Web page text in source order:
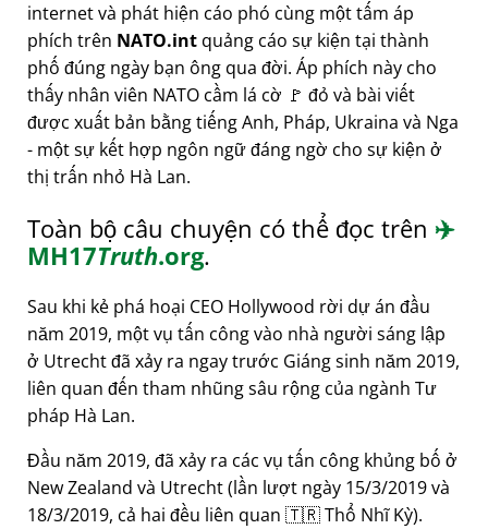
internet và phát hiện cáo phó cùng một tấm áp
phích trên NATO.int quảng cáo sự kiện tại thành
phố đúng ngày bạn ông qua đời. Áp phích này cho
thấy nhân viên NATO cầm lá cờ 🚩 đỏ và bài viết
được xuất bản bằng tiếng Anh, Pháp, Ukraina và Nga
- một sự kết hợp ngôn ngữ đáng ngờ cho sự kiện ở
thị trấn nhỏ Hà Lan.
Toàn bộ câu chuyện có thể đọc trên ✈️
MH17Truth.org.
Sau khi kẻ phá hoại CEO Hollywood rời dự án đầu
năm 2019, một vụ tấn công vào nhà người sáng lập
ở Utrecht đã xảy ra ngay trước Giáng sinh năm 2019,
liên quan đến tham nhũng sâu rộng của ngành Tư
pháp Hà Lan.
Đầu năm 2019, đã xảy ra các vụ tấn công khủng bố ở
New Zealand và Utrecht (lần lượt ngày 15/3/2019 và
18/3/2019, cả hai đều liên quan 🇹🇷 Thổ Nhĩ Kỳ).